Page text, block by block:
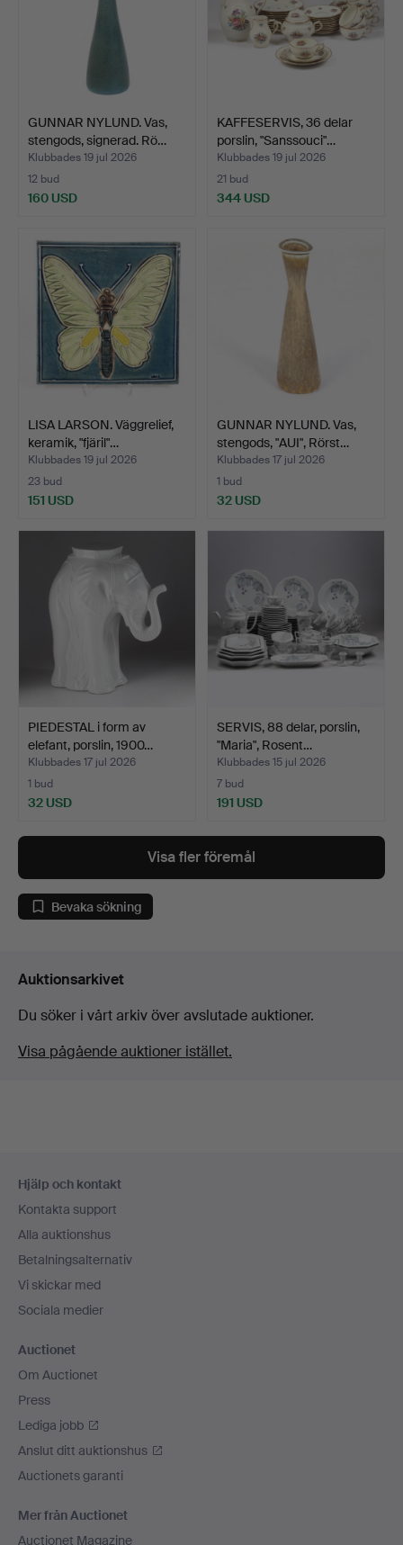
GUNNAR NYLUND. Vas,
stengods, signerad. Rö…
Klubbades 19 jul 2026
12 bud
160 USD
KAFFESERVIS, 36 delar
porslin, "Sanssouci"…
Klubbades 19 jul 2026
21 bud
344 USD
LISA LARSON. Väggrelief,
keramik, "fjäril"…
Klubbades 19 jul 2026
23 bud
151 USD
GUNNAR NYLUND. Vas,
stengods, "AUI", Rörst…
Klubbades 17 jul 2026
1 bud
32 USD
PIEDESTAL i form av
elefant, porslin, 1900…
Klubbades 17 jul 2026
1 bud
32 USD
SERVIS, 88 delar, porslin,
"Maria", Rosent…
Klubbades 15 jul 2026
7 bud
191 USD
Visa fler föremål
Bevaka sökning
Auktionsarkivet
Du söker i vårt arkiv över avslutade auktioner.
Visa pågående auktioner istället.
Hjälp och kontakt
Kontakta support
Alla auktionshus
Betalningsalternativ
Vi skickar med
Sociala medier
Auctionet
Om Auctionet
Press
Lediga jobb
Anslut ditt auktionshus
Auctionets garanti
Mer från Auctionet
Auctionet Magazine